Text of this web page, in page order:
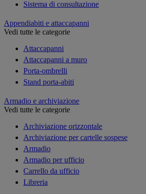
Sistema di consultazione
Appendiabiti e attaccapanni
Vedi tutte le categorie
Attaccapanni
Attaccapanni a muro
Porta-ombrelli
Stand porta-abiti
Armadio e archiviazione
Vedi tutte le categorie
Archiviazione orizzontale
Archiviazione per cartelle sospese
Armadio
Armadio per ufficio
Carrello da ufficio
Libreria